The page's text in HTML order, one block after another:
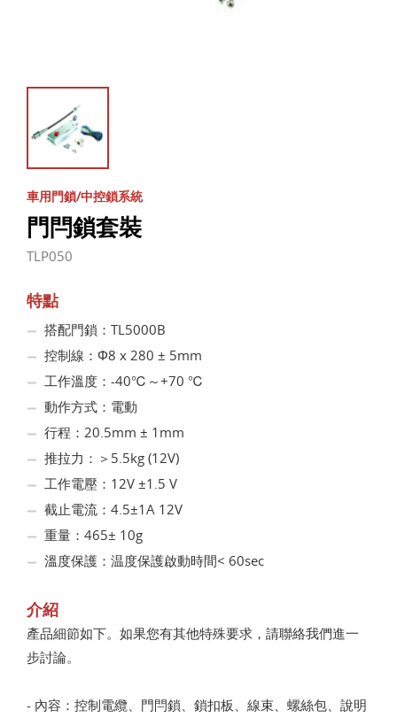
車用門鎖/中控鎖系統
門閂鎖套裝
TLP050
特點
搭配門鎖：TL5000B
控制線：Φ8 x 280 ± 5mm
工作溫度：-40℃～+70 ℃
動作方式：電動
行程：20.5mm ± 1mm
推拉力：＞5.5kg (12V)
工作電壓：12V ±1.5 V
截止電流：4.5±1A 12V
重量：465± 10g
溫度保護：温度保護啟動時間< 60sec
介紹
產品細節如下。如果您有其他特殊要求，請聯絡我們進一
步討論。
- 內容：控制電纜、門閂鎖、鎖扣板、線束、螺絲包、說明